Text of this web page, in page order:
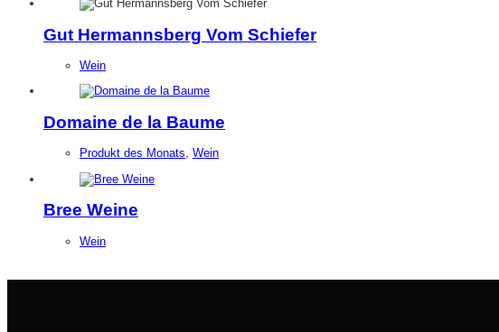
Gut Hermannsberg Vom Schiefer
Wein
Domaine de la Baume
Produkt des Monats, Wein
Bree Weine
Wein